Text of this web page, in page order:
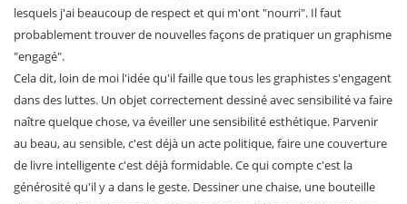
lesquels j'ai beaucoup de respect et qui m'ont "nourri". Il faut
probablement trouver de nouvelles façons de pratiquer un graphisme
"engagé".
Cela dit, loin de moi l'idée qu'il faille que tous les graphistes s'engagent
dans des luttes. Un objet correctement dessiné avec sensibilité va faire
naître quelque chose, va éveiller une sensibilité esthétique. Parvenir
au beau, au sensible, c'est déjà un acte politique, faire une couverture
de livre intelligente c'est déjà formidable. Ce qui compte c'est la
générosité qu'il y a dans le geste. Dessiner une chaise, une bouteille